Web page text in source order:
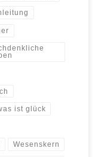
ist glück
Wesenskern